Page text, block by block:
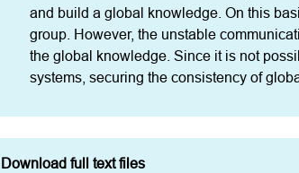
and build a global knowledge. On this
group. However, the unstable
the global knowledge. Since it is not
systems, securing the consistency of
Download full text files